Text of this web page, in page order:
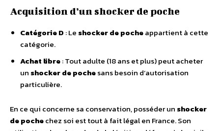
Acquisition d’un shocker de poche
Catégorie D : Le shocker de pocheappartient à cette
catégorie.
Achat libre: Tout adulte (18 ans et plus) peut acheter
un shocker de pochesans besoin d’autorisation
particulière.
En ce qui concerne sa conservation, posséder un shocker
de pochechez soi est tout à fait légal en France. Son